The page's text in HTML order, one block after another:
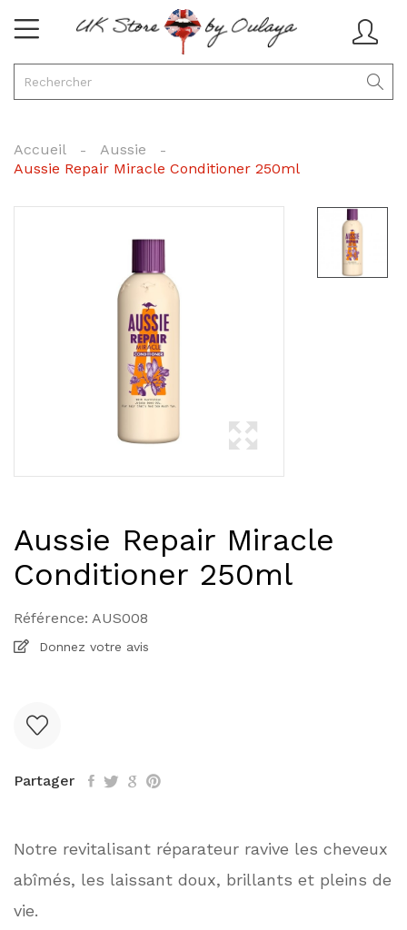
Accueil
Aussie
Aussie Repair Miracle Conditioner 250ml
Aussie Repair Miracle
Conditioner 250ml
Référence: AUS008
Donnez votre avis
Partager
Notre revitalisant réparateur ravive les cheveux
abîmés, les laissant doux, brillants et pleins de
vie.